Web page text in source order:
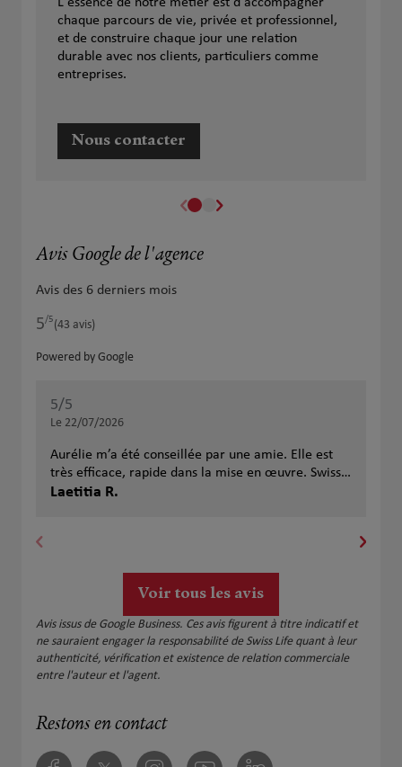
chaque parcours de vie, privée et professionnel,
et de construire chaque jour une relation
durable avec nos clients, particuliers comme
entreprises.
Nous contacter
Avis Google de l'agence
Avis des 6 derniers mois
5/5Note de 5 sur 5
(43 avis)
Powered by Google
5/5
Le 22/07/2026
Aurélie m’a été conseillée par une amie. Elle est
très efficace, rapide dans la mise en œuvre. Swiss
Life propose de très bonnes conditions sur les
Laetitia R.
Voir tous les avis
Avis issus de Google Business. Ces avis figurent à titre indicatif et
ne sauraient engager la responsabilité de Swiss Life quant à leur
authenticité, vérification et existence de relation commerciale
entre l'auteur et l'agent.
Restons en contact